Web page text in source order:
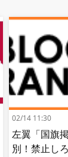
02/14 11:30
左翼「国旗
別！禁止し